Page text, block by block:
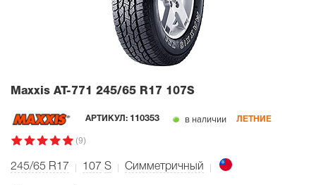
Maxxis AT-771 245/65 R17 107S
АРТИКУЛ: 110353 в наличии ЛЕТНИЕ
(9)
245/65 R17 107 S Симметричный